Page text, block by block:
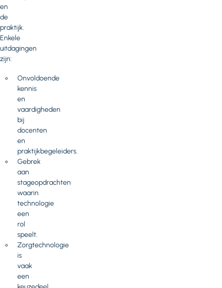
en
de
praktijk.
Enkele
uitdagingen
zijn:
Onvoldoende
kennis
en
vaardigheden
bij
docenten
en
praktijkbegeleiders.
Gebrek
aan
stageopdrachten
waarin
technologie
een
rol
speelt.
Zorgtechnologie
is
vaak
een